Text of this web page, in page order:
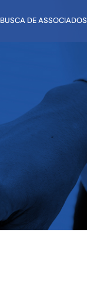
BUSCA DE ASSOCIADOS